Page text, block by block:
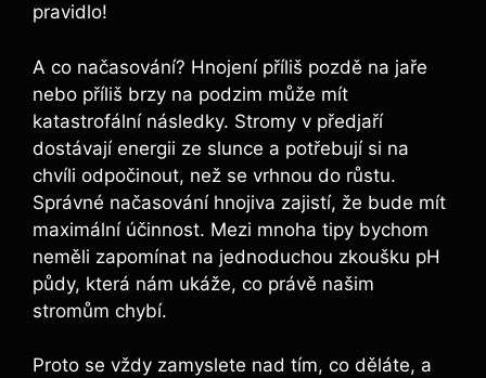
pravidlo!
A co načasování? Hnojení příliš pozdě na jaře
nebo příliš brzy na ⁢podzim může mít
katastrofální následky. Stromy v předjaří
dostávají energii ze slunce a potřebují si na
chvíli odpočinout, než se vrhnou do růstu.
Správné​ načasování hnojiva ‌zajistí, že bude⁤ mít
maximální účinnost. Mezi mnoha tipy bychom
neměli zapomínat na jednoduchou zkoušku pH
půdy, která nám ukáže, co⁢ právě našim
stromům chybí.
Proto se⁣ vždy zamyslete nad tím, co děláte, a